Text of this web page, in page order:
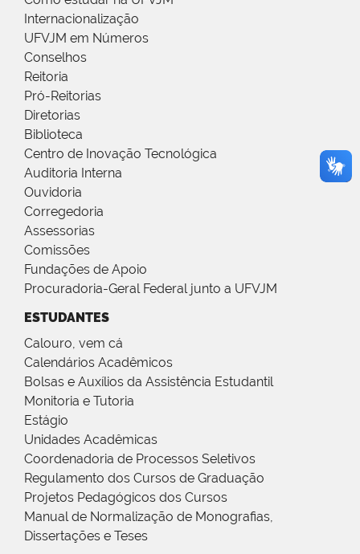
Internacionalização
UFVJM em Números
Conselhos
Reitoria
Pró-Reitorias
Diretorias
Biblioteca
Centro de Inovação Tecnológica
Auditoria Interna
Ouvidoria
Corregedoria
Assessorias
Comissões
Fundações de Apoio
Procuradoria-Geral Federal junto a UFVJM
ESTUDANTES
Calouro, vem cá
Calendários Acadêmicos
Bolsas e Auxílios da Assistência Estudantil
Monitoria e Tutoria
Estágio
Unidades Acadêmicas
Coordenadoria de Processos Seletivos
Regulamento dos Cursos de Graduação
Projetos Pedagógicos dos Cursos
Manual de Normalização de Monografias,
Dissertações e Teses